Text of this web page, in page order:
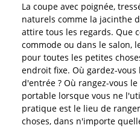
La coupe avec poignée,
naturels comme la jacinthe
attire tous les regards. Que
commode ou dans le salon,
pour toutes les petites
endroit fixe. Où gardez-
d'entrée ? Où rangez-vous
portable lorsque vous ne
pratique est le lieu de
choses, dans n'importe